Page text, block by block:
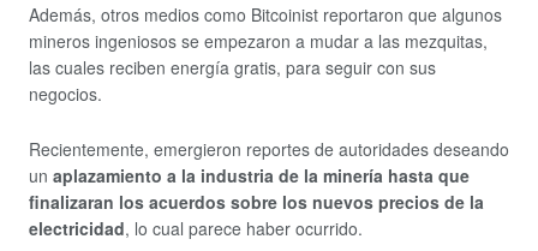
Además, otros medios como Bitcoinist reportaron que algunos
mineros ingeniosos se empezaron a mudar a las mezquitas,
las cuales reciben energía gratis, para seguir con sus
negocios.
Recientemente, emergieron reportes de autoridades deseando
un aplazamiento a la industria de la minería hasta que
finalizaran los acuerdos sobre los nuevos precios de la
electricidad, lo cual parece haber ocurrido.